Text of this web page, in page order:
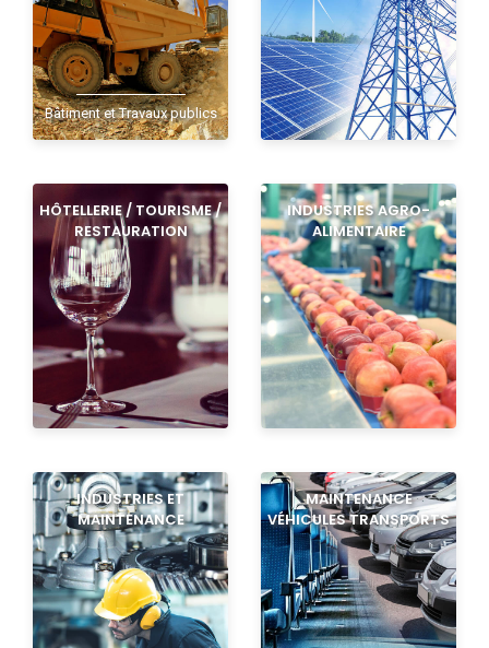
Bâtiment et Travaux publics
HÔTELLERIE / TOURISME /
RESTAURATION
INDUSTRIES AGRO-
ALIMENTAIRE
INDUSTRIES ET
MAINTENANCE
MAINTENANCE
VÉHICULES TRANSPORTS